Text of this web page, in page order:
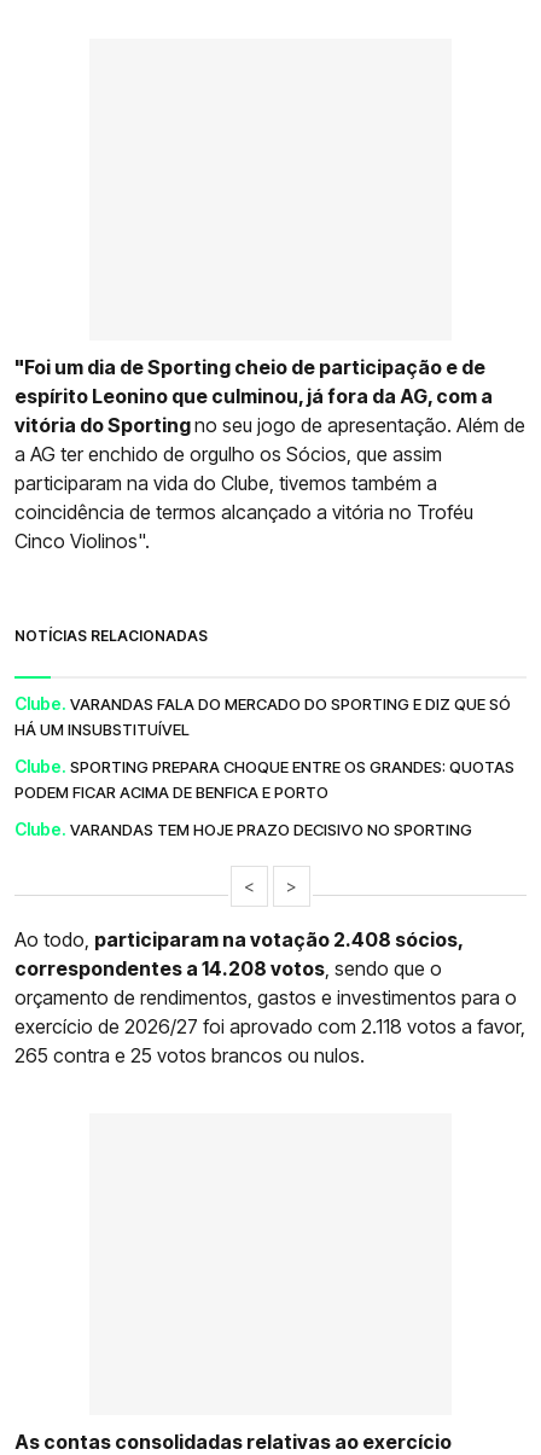
"Foi um dia de Sporting cheio de participação e de
espírito Leonino que culminou, já fora da AG, com a
vitória do Sportingno seu jogo de apresentação. Além de
a AG ter enchido de orgulho os Sócios, que assim
participaram na vida do Clube, tivemos também a
coincidência de termos alcançado a vitória no Troféu
Cinco Violinos".
NOTÍCIAS RELACIONADAS
Clube. VARANDAS FALA DO MERCADO DO SPORTING E DIZ QUE SÓ
HÁ UM INSUBSTITUÍVEL
Clube. SPORTING PREPARA CHOQUE ENTRE OS GRANDES: QUOTAS
PODEM FICAR ACIMA DE BENFICA E PORTO
Clube. VARANDAS TEM HOJE PRAZO DECISIVO NO SPORTING
< >
Ao todo, participaram na votação 2.408 sócios,
correspondentes a 14.208 votos , sendo que o
orçamento de rendimentos, gastos e investimentos para o
exercício de 2026/27 foi aprovado com 2.118 votos a favor,
265 contra e 25 votos brancos ou nulos.
As contas consolidadas relativas ao exercício